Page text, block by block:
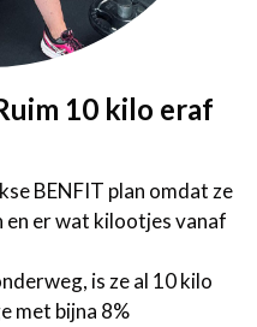
10 kilo eraf
BENFIT plan omdat ze
er wat kilootjes vanaf
is ze al 10 kilo
met bijna 8%